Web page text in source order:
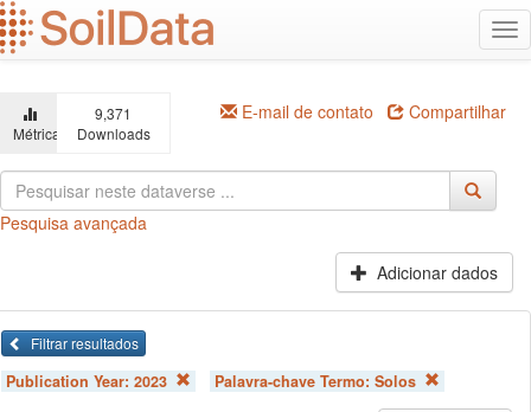
Ir
para
o
principal
Métricas
9,371
Downloads
E-mail de contato Compartilhar
Pesquisa avançada
Adicionar dados
Filtrar resultados
Publication Year: 2023 Palavra-chave Termo:Solos